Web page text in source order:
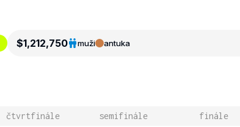
$1,212,750 muži antuka
čtvrtfinále semifinále finále